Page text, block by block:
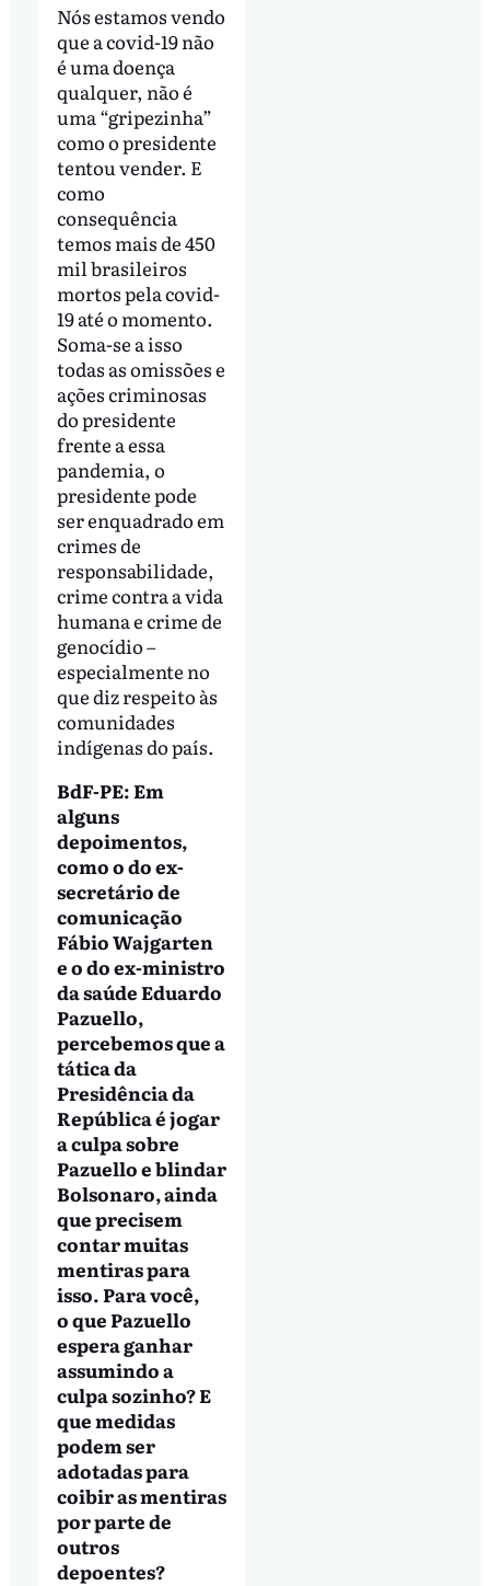
Nós estamos vendo
que a covid-19 não
é uma doença
qualquer, não é
uma “gripezinha”
como o presidente
tentou vender. E
como
consequência
temos mais de 450
mil brasileiros
mortos pela covid-
19 até o momento.
Soma-se a isso
todas as omissões e
ações criminosas
do presidente
frente a essa
pandemia, o
presidente pode
ser enquadrado em
crimes de
responsabilidade,
crime contra a vida
humana e crime de
genocídio –
especialmente no
que diz respeito às
comunidades
indígenas do país.
BdF-PE: Em
alguns
depoimentos,
como o do ex-
secretário de
comunicação
Fábio Wajgarten
e o do ex-ministro
da saúde Eduardo
Pazuello,
percebemos que a
tática da
Presidência da
República é jogar
a culpa sobre
Pazuello e blindar
Bolsonaro, ainda
que precisem
contar muitas
mentiras para
isso. Para você,
o que Pazuello
espera ganhar
assumindo a
culpa sozinho? E
que medidas
podem ser
adotadas para
coibir as mentiras
por parte de
outros
depoentes?